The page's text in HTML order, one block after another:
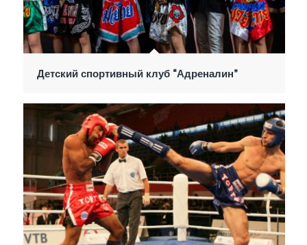
Детский спортивный клуб “Адреналин”